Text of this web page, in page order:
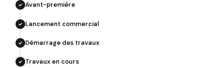
Avant-première
Lancement commercial
Démarrage des travaux
Travaux en cours